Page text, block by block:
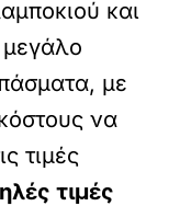
και
με
να
τιμές
τιμές